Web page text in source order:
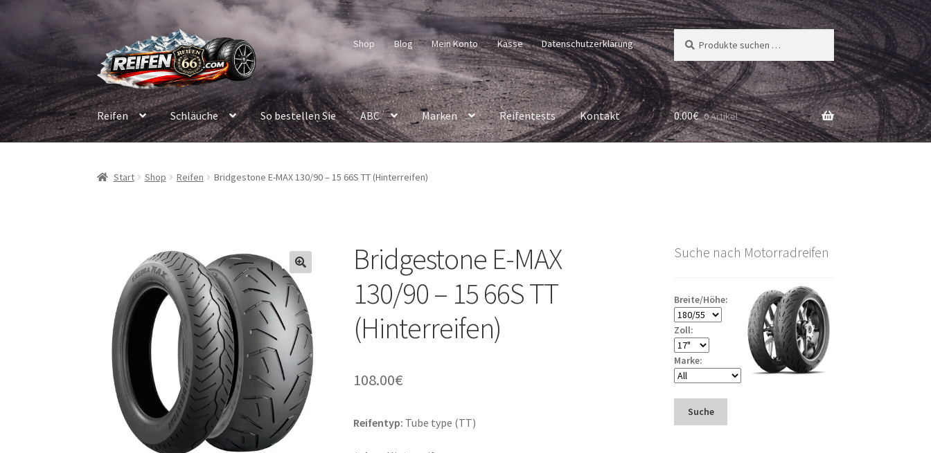
Navigation
springen
Inhalt
springen
Shop Blog Mein Konto Kasse Datenschutzerklärung
Suchen
nach:
Suchen
Reifen Schläuche So bestellen Sie ABC Marken Reifentests Kontakt 0.00€ 0 Artikel
Start Shop Reifen Bridgestone E-MAX 130/90 – 15 66S TT (Hinterreifen)
Bridgestone E-MAX
130/90 – 15 66S TT
(Hinterreifen)
108.00€
Reifentyp: Tube type (TT)
Suche nach Motorradreifen
Breite/Höhe:
Zoll:
Marke:
Suche